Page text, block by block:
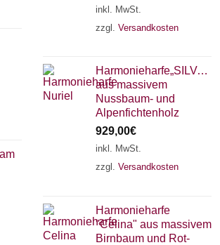
inkl. MwSt.
zzgl. Versandkosten
Harmonieharfe„SILVANA"
aus massivem
Nussbaum- und
Alpenfichtenholz
929,00€
inkl. MwSt.
zzgl. Versandkosten
Harmonieharfe
"Celina" aus massivem
Birnbaum und Rot-
18 SAITEN 21 SAITEN 25 SAITEN